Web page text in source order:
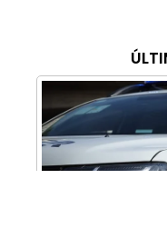
Anunciar ou